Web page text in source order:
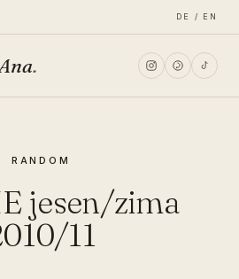
DE / EN
.
RANDOM
jesen/zima
11